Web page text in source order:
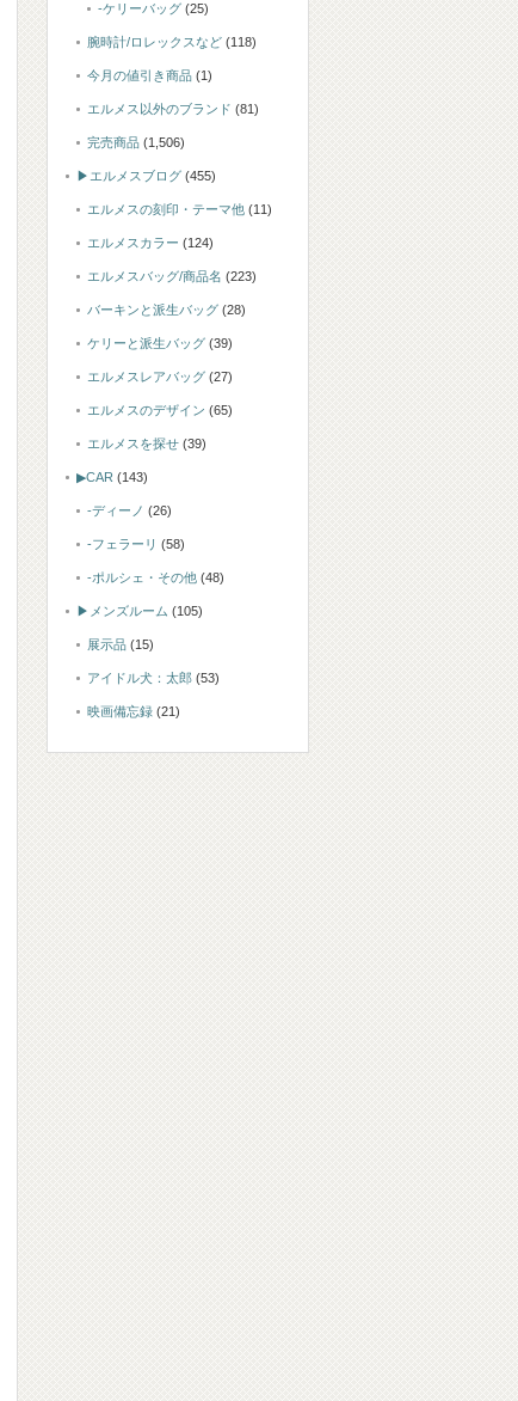
-ケリーバッグ (25)
腕時計/ロレックスなど (118)
今月の値引き商品 (1)
エルメス以外のブランド (81)
完売商品 (1,506)
▶エルメスブログ (455)
エルメスの刻印・テーマ他 (11)
エルメスカラー (124)
エルメスバッグ/商品名 (223)
バーキンと派生バッグ (28)
ケリーと派生バッグ (39)
エルメスレアバッグ (27)
エルメスのデザイン (65)
エルメスを探せ (39)
▶CAR (143)
-ディーノ (26)
-フェラーリ (58)
-ポルシェ・その他 (48)
▶メンズルーム (105)
展示品 (15)
アイドル犬：太郎 (53)
映画備忘録 (21)